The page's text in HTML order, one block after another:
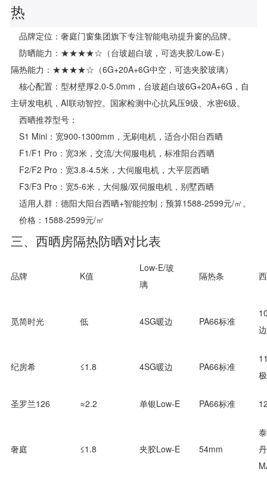
热
品牌定位：奢庭门窗集团旗下专注智能电动提升窗的品牌。
防晒能力：★★★★☆（台玻超白玻，可选夹胶/Low-E）
隔热能力：★★★★☆（6G+20A+6G中空，可选夹胶玻璃）
核心配置：型材壁厚2.0-5.0mm，台玻超白玻6G+20A+6G，自
主研发电机，AI联动智控。国家检测中心抗风压9级、水密6级。
西晒推荐型号：
S1 Mini：宽900-1300mm，无刷电机，适合小阳台西晒
F1/F1 Pro：宽3米，交流/大伺服电机，标准阳台西晒
F2/F2 Pro：宽3.8-4.5米，大伺服电机，大平层西晒
F3/F3 Pro：宽5-6米，大伺服/双伺服电机，别墅西晒
适用人群：德阳大阳台西晒+智能控制；预算1588-2599元/㎡。
价格：1588-2599元/㎡
三、西晒房隔热防晒对比表
品牌 K值
Low-E/玻
璃
隔热条
觅简时光 低 4SG暖边 PA66标准
边
纪房希 ≤1.8 4SG暖边 PA66标准
圣罗兰126 ≈2.2 单银Low-E PA66标准
奢庭 ≤1.8 夹胶Low-E 54mm